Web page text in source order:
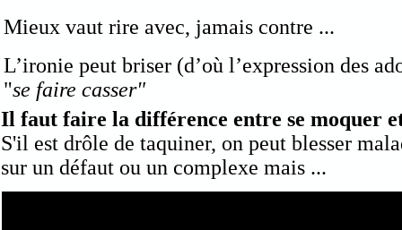
Il faut faire la différence entre se moquer
S'il est drôle de taquiner, on peut blesser
sur un défaut ou un complexe mais ...
Mieux vaut rire avec, jamais contre ...
L’ironie peut briser (d’où l’expression des
"se faire casser"